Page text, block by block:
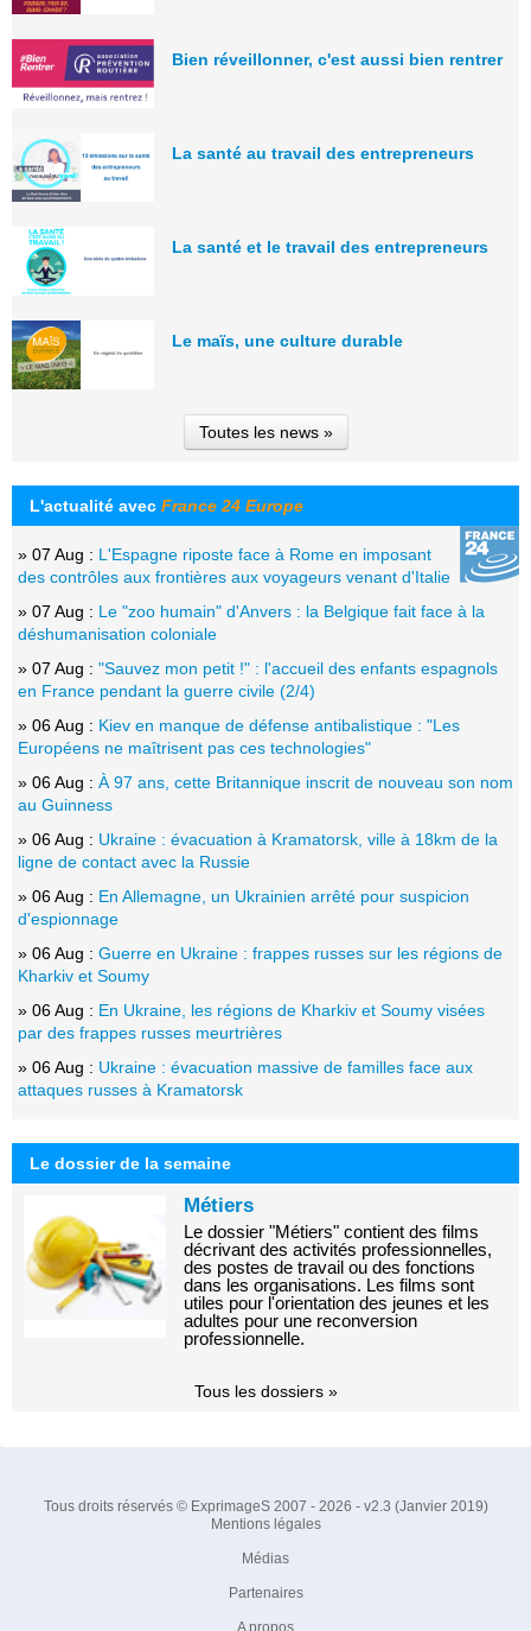
Bien réveillonner, c'est aussi bien rentrer
La santé au travail des entrepreneurs
La santé et le travail des entrepreneurs
Le maïs, une culture durable
Toutes les news »
L'actualité avec France 24 Europe
» 07 Aug : L'Espagne riposte face à Rome en imposant
des contrôles aux frontières aux voyageurs venant d'Italie
» 07 Aug : Le "zoo humain" d'Anvers : la Belgique fait face à la
déshumanisation coloniale
» 07 Aug : "Sauvez mon petit !" : l'accueil des enfants espagnols
en France pendant la guerre civile (2/4)
» 06 Aug : Kiev en manque de défense antibalistique : "Les
Européens ne maîtrisent pas ces technologies"
» 06 Aug : À 97 ans, cette Britannique inscrit de nouveau son nom
au Guinness
» 06 Aug : Ukraine : évacuation à Kramatorsk, ville à 18km de la
ligne de contact avec la Russie
» 06 Aug : En Allemagne, un Ukrainien arrêté pour suspicion
d'espionnage
» 06 Aug : Guerre en Ukraine : frappes russes sur les régions de
Kharkiv et Soumy
» 06 Aug : En Ukraine, les régions de Kharkiv et Soumy visées
par des frappes russes meurtrières
» 06 Aug : Ukraine : évacuation massive de familles face aux
attaques russes à Kramatorsk
Le dossier de la semaine
Métiers
Le dossier "Métiers" contient des films
décrivant des activités professionnelles,
des postes de travail ou des fonctions
dans les organisations. Les films sont
utiles pour l'orientation des jeunes et les
adultes pour une reconversion
professionnelle.
Tous les dossiers »
Tous droits réservés © ExprimageS 2007 - 2026 - v2.3 (Janvier 2019)
Mentions légales
Médias
Partenaires